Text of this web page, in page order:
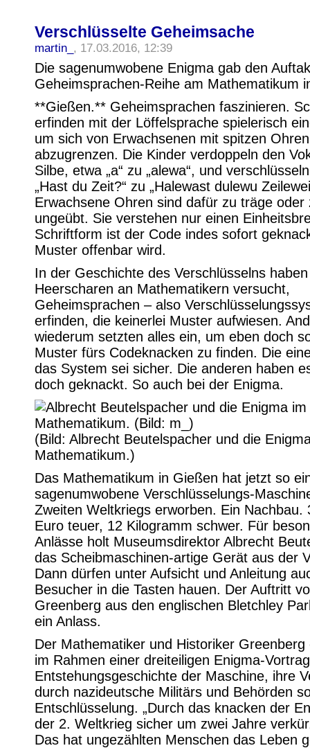
Verschlüsselte Geheimsache
martin_ , 17.03.2016, 12:39
Die sagenumwobene Enigma gab den
Geheimsprachen-Reihe am Mathematikum
**Gießen.** Geheimsprachen faszinieren.
erfinden mit der Löffelsprache spielerisch
um sich von Erwachsenen mit spitzen Ohren
abzugrenzen. Die Kinder verdoppeln den
Silbe, etwa „a“ zu „alewa“, und
„Hast du Zeit?“ zu „Halewast dulewu
Erwachsene Ohren sind dafür zu träge oder
ungeübt. Sie verstehen nur einen
Schriftform ist der Code indes sofort
Muster offenbar wird.
In der Geschichte des Verschlüsselns
Heerscharen an Mathematikern versucht,
Geheimsprachen – also
erfinden, die keinerlei Muster aufwiesen.
wiederum setzten alles ein, um eben doch
Muster fürs Codeknacken zu finden. Die
das System sei sicher. Die anderen haben
doch geknackt. So auch bei der Enigma.
(Bild: Albrecht Beutelspacher und die
Mathematikum.)
Das Mathematikum in Gießen hat jetzt so
sagenumwobene Verschlüsselungs-
Zweiten Weltkriegs erworben. Ein Nachbau.
Euro teuer, 12 Kilogramm schwer. Für
Anlässe holt Museumsdirektor Albrecht
das Scheibmaschinen-artige Gerät aus der
Dann dürfen unter Aufsicht und Anleitung
Besucher in die Tasten hauen. Der Auftritt
Greenberg aus den englischen Bletchley
ein Anlass.
Der Mathematiker und Historiker Greenberg
im Rahmen einer dreiteiligen Enigma-
Entstehungsgeschichte der Maschine, ihre
durch nazideutsche Militärs und Behörden
Entschlüsselung. „Durch das knacken der
der 2. Weltkrieg sicher um zwei Jahre
Das hat ungezählten Menschen das Leben